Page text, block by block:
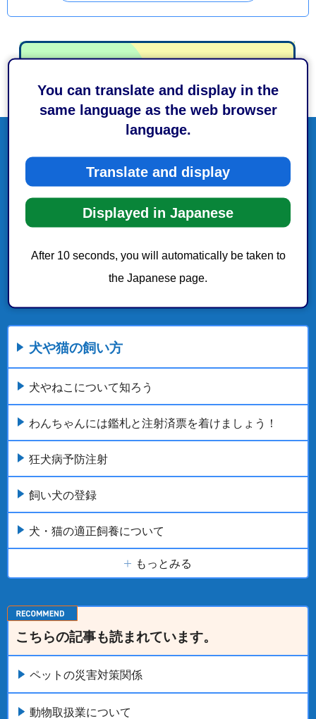
You can translate and display in the
same language as the web browser
language.
Translate and display
Displayed in Japanese
After 10 seconds, you will automatically be taken to
the Japanese page.
犬や猫の飼い方
犬やねこについて知ろう
わんちゃんには鑑札と注射済票を着けましょう！
狂犬病予防注射
飼い犬の登録
犬・猫の適正飼養について
もっとみる
こちらの記事も読まれています。
ペットの災害対策関係
動物取扱業について